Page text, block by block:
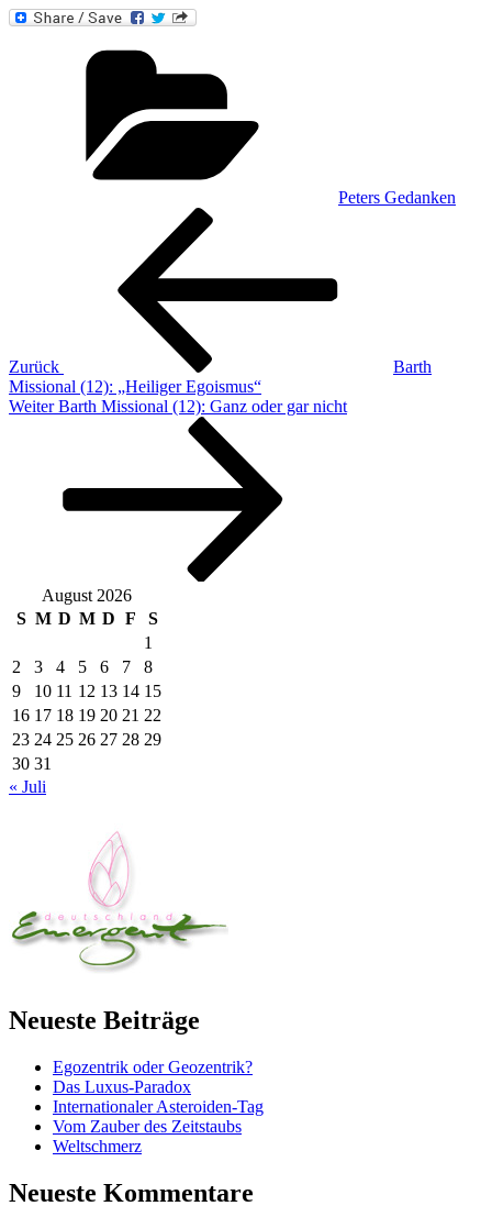
Peters Gedanken
Beitragsnavigation
Zurück
Barth
Missional (12): „Heiliger Egoismus“
Nächster
Weiter Barth Missional (12): Ganz oder gar nicht
August 2026
S M D M D F
S
1
2
3 4 5 6 7
8
9
10 11 12 13 14 15
16 17 18 19 20 21 22
23 24 25 26 27 28 29
30 31
« Juli
Neueste Beiträge
Egozentrik oder Geozentrik?
Das Luxus-Paradox
Internationaler Asteroiden-Tag
Vom Zauber des Zeitstaubs
Weltschmerz
Neueste Kommentare